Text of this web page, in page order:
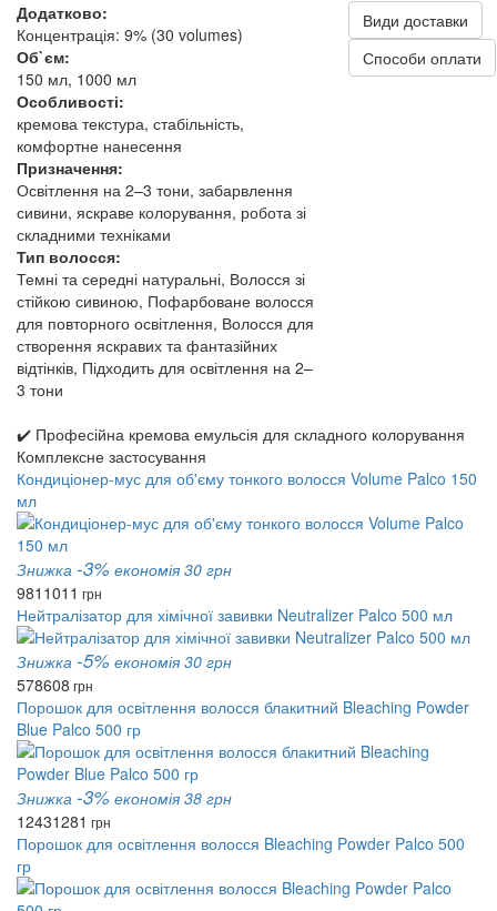
Додатково:
Концентрація: 9% (30 volumes)
Об`єм:
150 мл, 1000 мл
Особливості:
кремова текстура, стабільність,
комфортне нанесення
Призначення:
Освітлення на 2–3 тони, забарвлення
сивини, яскраве колорування, робота зі
складними техніками
Тип волосся:
Темні та середні натуральні, Волосся зі
стійкою сивиною, Пофарбоване волосся
для повторного освітлення, Волосся для
створення яскравих та фантазійних
відтінків, Підходить для освітлення на 2–
3 тони
Види доставки
Способи оплати
✔️ Професійна кремова емульсія для складного колорування
Комплексне застосування
Кондиціонер-мус для об'єму тонкого волосся Volume Palco 150
мл
Знижка -3% економія 30 грн
981 1011 грн
Нейтралізатор для хімічної завивки Neutralizer Palco 500 мл
Знижка -5% економія 30 грн
578608 грн
Порошок для освітлення волосся блакитний Bleaching Powder
Blue Palco 500 гр
Знижка -3% економія 38 грн
12431281 грн
Порошок для освітлення волосся Bleaching Powder Palco 500
гр